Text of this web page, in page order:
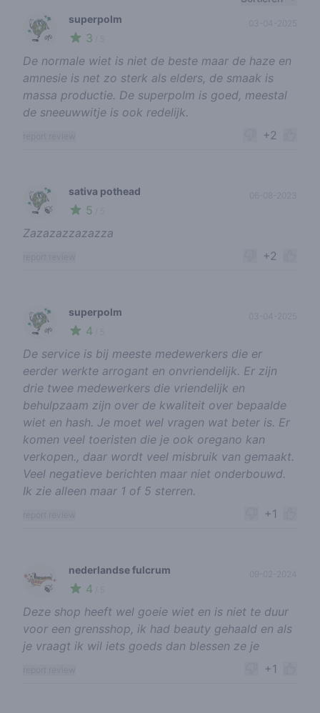
🌱
superpolm
3
03-04-2025
De normale wiet is niet de beste maar de haze en
amnesie is net zo sterk als elders, de smaak is
massa productie. De superpolm is goed, meestal
de sneeuwwitje is ook redelijk.
+2
🍃
sativa pothead
5
06-08-2023
Zazazazzazazza
+2
🌱
superpolm
4
03-04-2025
De service is bij meeste medewerkers die er
eerder werkte arrogant en onvriendelijk. Er zijn
drie twee medewerkers die vriendelijk en
behulpzaam zijn over de kwaliteit over bepaalde
wiet en hash. Je moet wel vragen wat beter is. Er
komen veel toeristen die je ook oregano kan
verkopen., daar wordt veel misbruik van gemaakt.
Veel negatieve berichten maar niet onderbouwd.
Ik zie alleen maar 1 of 5 sterren.
+1
🍃
nederlandse fulcrum
4
Deze shop heeft wel goeie wiet en is niet te duur
voor een grensshop, ik had beauty gehaald en als
je vraagt ik wil iets goeds dan blessen ze je
+1